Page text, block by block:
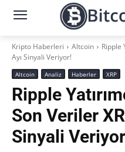
Kripto Haberleri Altcoin
Ripple
Ayı Sinyali Veriyor!
Altcoin Analiz Haberler XRP
Ripple
Son Veriler
Sinyali